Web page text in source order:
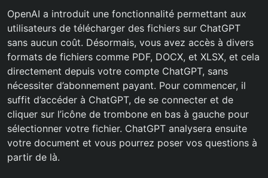
OpenAI a introduit une fonctionnalité permettant aux
utilisateurs de télécharger des fichiers sur ChatGPT
sans aucun coût. Désormais, vous avez accès à divers
formats de fichiers comme PDF, DOCX, et XLSX, et cela
directement depuis votre compte ChatGPT, sans
nécessiter d’abonnement payant. Pour commencer, il
suffit d’accéder à ChatGPT, de se connecter et de
cliquer sur l’icône de trombone en bas à gauche pour
sélectionner votre fichier. ChatGPT analysera ensuite
votre document et vous pourrez poser vos questions à
partir de là.